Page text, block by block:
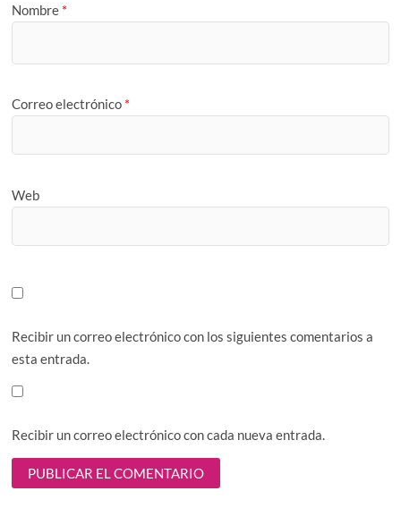
Nombre *
Correo electrónico *
Web
Recibir un correo electrónico con los siguientes comentarios a
esta entrada.
Recibir un correo electrónico con cada nueva entrada.